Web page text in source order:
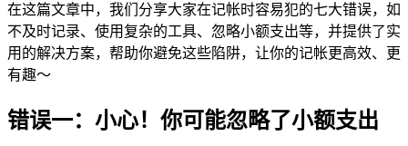
在这篇文章中，我们分享大家在记帐时容易犯的七大错误，如
不及时记录、使用复杂的工具、忽略小额支出等，并提供了实
用的解决方案，帮助你避免这些陷阱，让你的记帐更高效、更
有趣～
错误一：小心！你可能忽略了小额支出